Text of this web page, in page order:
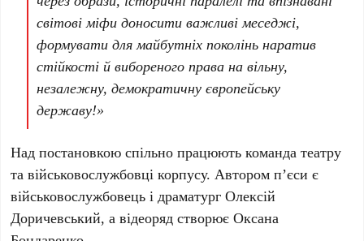
світові міфи доносити важливі меседжі,
формувати для майбутніх поколінь наратив
стійкості й вибореного права на вільну,
незалежну, демократичну європейську
державу!»
Над постановкою спільно працюють команда театру
та військовослужбовці корпусу. Автором п’єси є
військовослужбовець і драматургОлексій
Доричевський, а відеоряд створюєОксана